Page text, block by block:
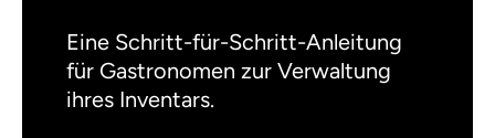
Eine Schritt-für-Schritt-Anleitung
für Gastronomen zur Verwaltung
ihres Inventars.